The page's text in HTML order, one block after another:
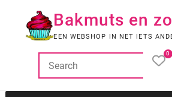
Bakmuts en zo
EEN WEBSHOP IN NET IETS
0